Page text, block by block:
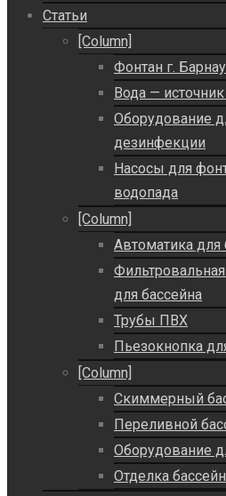
Статьи
[Column]
Фонтан г.
Вода —
Оборудование
дезинфекции
Насосы для
водопада
[Column]
Автоматика для
для бассейна
Трубы ПВХ
Пьезокнопка
[Column]
Скиммерный
Переливной
Оборудование
Отделка